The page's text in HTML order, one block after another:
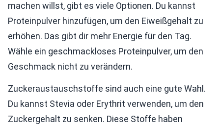
machen willst, gibt es viele Optionen. Du kannst
Proteinpulver hinzufügen, um den Eiweißgehalt zu
erhöhen. Das gibt dir mehr Energie für den Tag.
Wähle ein geschmackloses Proteinpulver, um den
Geschmack nicht zu verändern.
Zuckeraustauschstoffe sind auch eine gute Wahl.
Du kannst Stevia oder Erythrit verwenden, um den
Zuckergehalt zu senken. Diese Stoffe haben